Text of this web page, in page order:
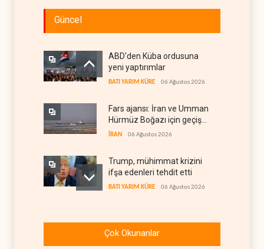
Güncel
ABD'den Küba ordusuna
yeni yaptırımlar
BATI YARIM KÜRE 06 Ağustos 2026
Fars ajansı: İran ve Umman
Hürmüz Boğazı için geçiş
koridorlarında anlaştı
İRAN 06 Ağustos 2026
Trump, mühimmat krizini
ifşa edenleri tehdit etti
BATI YARIM KÜRE 06 Ağustos 2026
Şeria'da işgalci
yerleşimcilere cezasızlık
sağladı
Çok Okunanlar